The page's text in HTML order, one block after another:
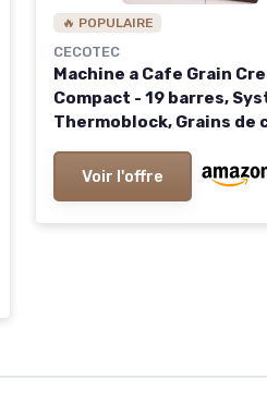
🔥 POPULAIRE
CECOTEC
Machine a Cafe Grain
Compact - 19 barres,
Thermoblock, Grains de
Plug&Play, Réservoir de
150gr avec moulin, 1,1 L
Voir l'offre